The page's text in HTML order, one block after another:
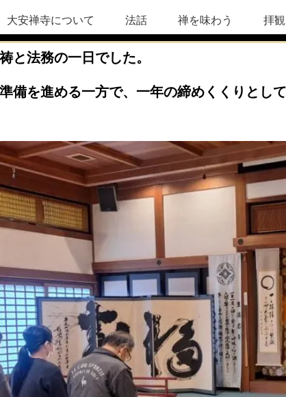
大安禅寺について 法話 禅を味わう 拝観
と法務の一日でした。
備を進める一方で、一年の締めくくりとし